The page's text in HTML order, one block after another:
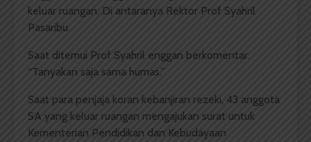
keluar ruangan. Di antaranya Rektor Prof Syahril
Pasaribu.
Saat ditemui Prof Syahril enggan berkomentar.
“Tanyakan saja sama humas.”
Saat para penjaja koran kebanjiran rezeki, 43 anggota
SA yang keluar ruangan mengajukan surat untuk
Kementerian Pendidikan dan Kebudayaan